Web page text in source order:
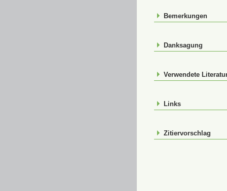
Bemerkungen
Danksagung
Verwendete
Links
Zitiervorschlag